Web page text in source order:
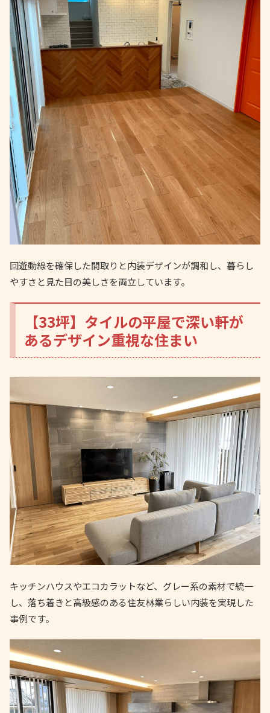
回遊動線を確保した間取りと内装デザインが調和し、暮らし
やすさと見た目の美しさを両立しています。
【33坪】タイルの平屋で深い軒が
あるデザイン重視な住まい
キッチンハウスやエコカラットなど、グレー系の素材で統一
し、落ち着きと高級感のある住友林業らしい内装を実現した
事例です。